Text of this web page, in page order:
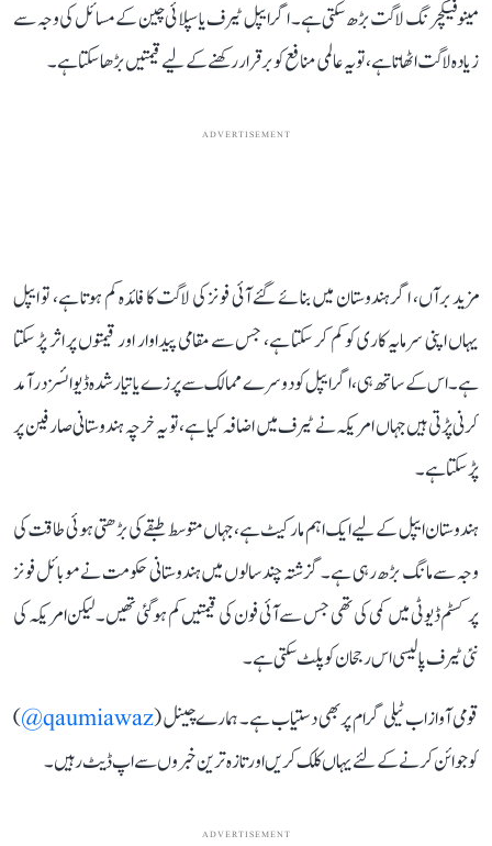
مینوفیکچرنگ لاگت بڑھ سکتی ہے۔ اگر ایپل ٹیرف یا سپلائی چین کے مسائل کی وجہ سے
زیادہ لاگت اٹھاتا ہے، تو یہ عالمی منافع کو برقرار رکھنے کے لیے قیمتیں بڑھا سکتا ہے۔
ADVERTISEMENT
مزید برآں، اگر ہندوستان میں بنائے گئے آئی فونز کی لاگت کا فائدہ کم ہوتا ہے، تو ایپل
یہاں اپنی سرمایہ کاری کو کم کر سکتا ہے، جس سے مقامی پیداوار اور قیمتوں پر اثر پڑ سکتا
ہے۔ اس کے ساتھ ہی، اگر ایپل کو دوسرے ممالک سے پرزے یا تیار شدہ ڈیوائسز درآمد
کرنی پڑتی ہیں جہاں امریکہ نے ٹیرف میں اضافہ کیا ہے، تو یہ خرچہ ہندوستانی صارفین پر
پڑ سکتا ہے۔
ہندوستان ایپل کے لیے ایک اہم مارکیٹ ہے، جہاں متوسط ​​طبقے کی بڑھتی ہوئی طاقت کی
وجہ سے مانگ بڑھ رہی ہے۔ گزشتہ چند سالوں میں ہندوستانی حکومت نے موبائل فونز
پر کسٹم ڈیوٹی میں کمی کی تھی جس سے آئی فون کی قیمتیں کم ہوگئی تھیں۔ لیکن امریکہ کی
نئی ٹیرف پالیسی اس رجحان کو پلٹ سکتی ہے۔
قومی آواز اب ٹیلی گرام پر بھی دستیاب ہے۔ ہمارے چینل (qaumiawaz@
)
کو جوائن کرنے کے لئے یہاں کلک کریں اور تازہ ترین خبروں سے اپ ڈیٹ رہیں۔
ADVERTISEMENT